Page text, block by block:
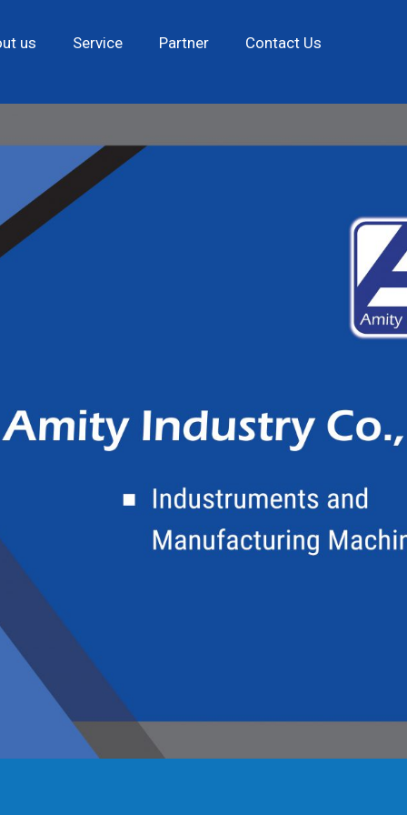
us Service Partner Contact Us